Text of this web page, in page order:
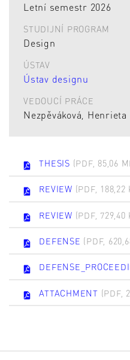
Letní semestr 2026
STUDIJNÍ PROGRAM
Design
ÚSTAV
Ústav designu
VEDOUCÍ PRÁCE
Nezpěváková, Henrieta
THESIS (PDF, 85,06
REVIEW (PDF, 188,22
REVIEW (PDF, 729,40
DEFENSE (PDF,
ATTACHMENT (PDF,